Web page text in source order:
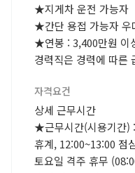
★지게차 운전 가능자
★간단 용접 가능자 우
★연봉 : 3,400만원 이
경력직은 경력에 따른
자격요건
상세 근무시간
★근무시간(시용기간)
휴계, 12:00~13:00 점
토요일 격주 휴무